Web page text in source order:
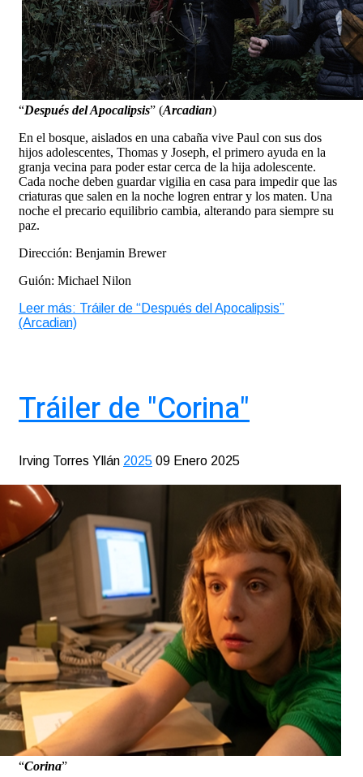
“Después del Apocalipsis” (Arcadian)
En el bosque, aislados en una cabaña vive Paul con sus dos
hijos adolescentes, Thomas y Joseph, el primero ayuda en la
granja vecina para poder estar cerca de la hija adolescente.
Cada noche deben guardar vigilia en casa para impedir que las
criaturas que salen en la noche logren entrar y los maten. Una
noche el precario equilibrio cambia, alterando para siempre su
paz.
Dirección: Benjamin Brewer
Guión: Michael Nilon
Leer más: Tráiler de “Después del Apocalipsis”
(Arcadian)
Tráiler de "Corina"
Irving Torres Yllán 2025 09 Enero 2025
“Corina”